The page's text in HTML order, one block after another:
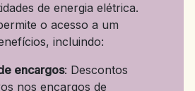
de energia elétrica.
o acesso a um
incluindo:
encargos: Descontos
nos encargos de